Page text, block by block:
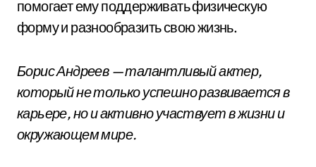
помогает ему поддерживать физическую
форму и разнообразить свою жизнь.
Борис Андреев — талантливый актер,
который не только успешно развивается в
карьере, но и активно участвует в жизни и
окружающем мире.